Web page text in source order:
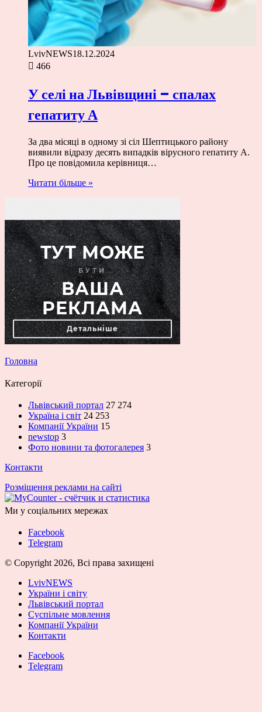
LvivNEWS18.12.2024
466
У селі на Львівщині – спалах
гепатиту А
За два місяці в одному зі сіл Шептицького району
виявили відразу десять випадків вірусного гепатиту А.
Про це повідомила керівниця…
Читати більше »
Головна
Категорії
Львівський портал 27 274
Україна і світ 24 253
Компанії України 15
newstop 3
Фото новини та фотогалерея 3
Контакти
Розміщення реклами на сайті
Ми у соціальних мережах
Facebook
Telegram
© Copyright 2026, Всі права захищені
LvivNEWS
України і світу
Львівський портал
Суспільне мовлення
Компанії України
Контакти
Facebook
Telegram